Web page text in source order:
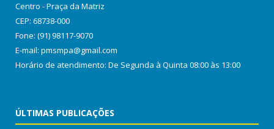
Centro - Praça da Matriz
CEP: 68738-000
Fone: (91) 98117-9070
E-mail: pmsmpa@gmail.com
Horário de atendimento: De Segunda à Quinta 08:00 às 13:00
ÚLTIMAS PUBLICAÇÕES